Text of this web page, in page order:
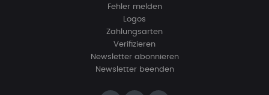
Fehler melden
Logos
Zahlungsarten
Verifizieren
Newsletter abonnieren
Newsletter beenden